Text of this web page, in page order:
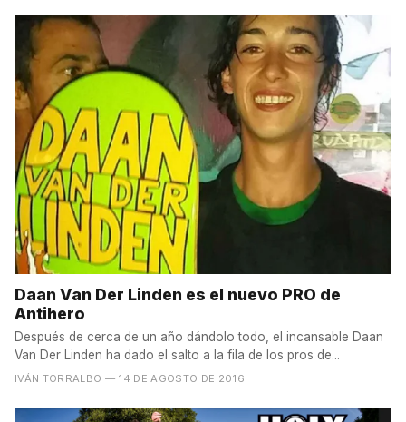
Daan Van Der Linden es el nuevo PRO de
Antihero
Después de cerca de un año dándolo todo, el incansable Daan
Van Der Linden ha dado el salto a la fila de los pros de...
IVÁN TORRALBO — 14 DE AGOSTO DE 2016